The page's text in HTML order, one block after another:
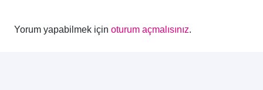
Yorum yapabilmek için oturum açmalısınız.